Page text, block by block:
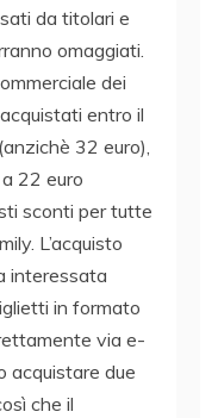
da titolari e
omaggiati.
dei
entro il
32 euro),
22 euro
sconti per tutte
L’acquisto
interessata
in formato
via e-
acquistare due
che il